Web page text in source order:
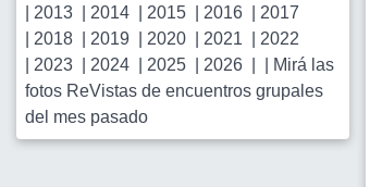
2013 2014 2015 2016
2017
2018 2019 2020 2021
2022
2023 2024 2025 2026
Mirá las
fotos ReVistas de encuentros grupales
del mes pasado